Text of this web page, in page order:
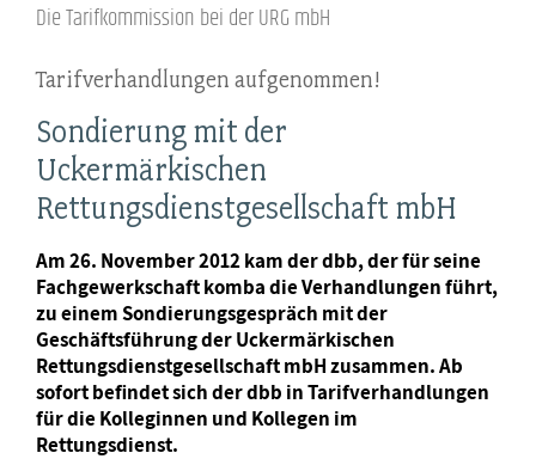
Die Tarifkommission bei der URG mbH
Tarifverhandlungen aufgenommen!
Sondierung mit der
Uckermärkischen
Rettungsdienstgesellschaft mbH
Am 26. November 2012 kam der dbb, der für seine
Fachgewerkschaft komba die Verhandlungen führt,
zu einem Sondierungsgespräch mit der
Geschäftsführung der Uckermärkischen
Rettungsdienstgesellschaft mbH zusammen. Ab
sofort befindet sich der dbb in Tarifverhandlungen
für die Kolleginnen und Kollegen im
Rettungsdienst.